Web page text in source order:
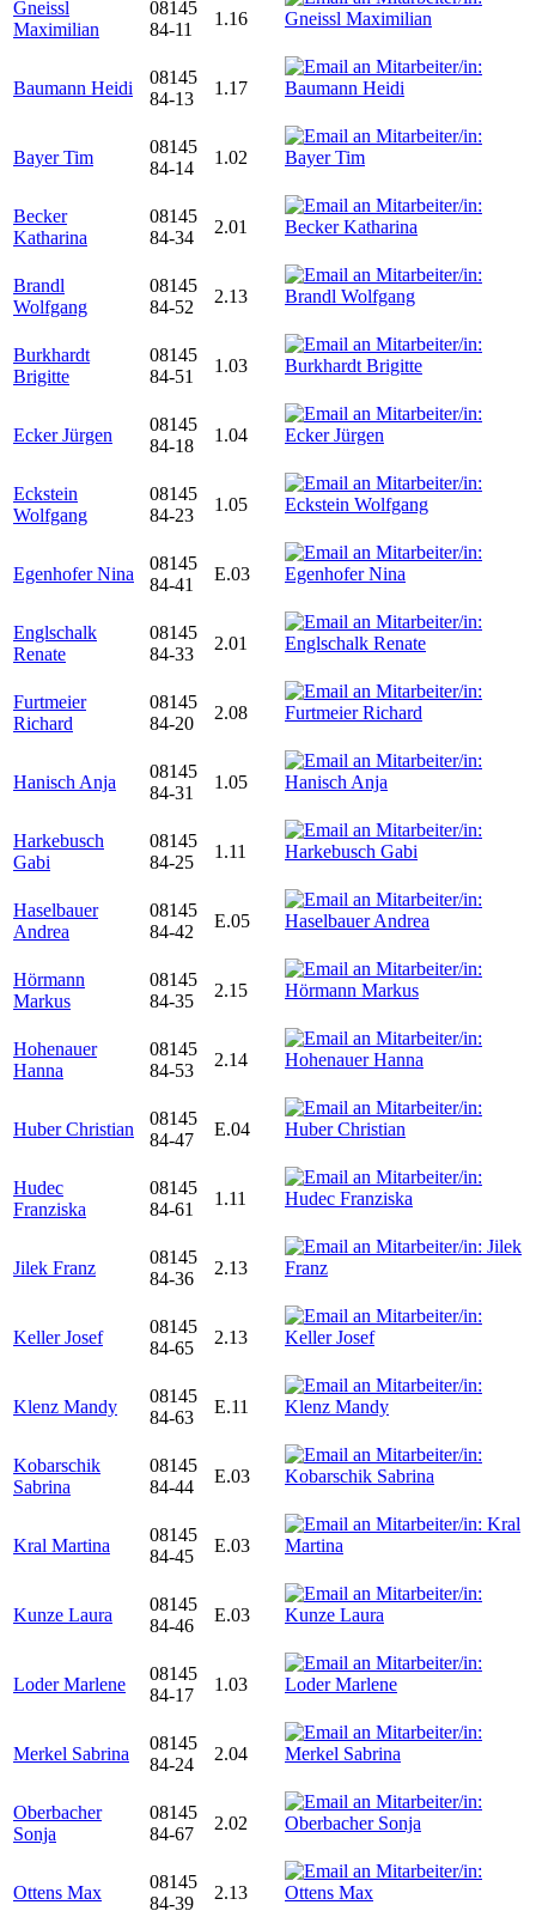
Gneissl
Maximilian
08145
84-11
1.16
Baumann Heidi
08145
84-13
1.17
Bayer Tim
08145
84-14
1.02
Becker
Katharina
08145
84-34
2.01
Brandl
Wolfgang
08145
84-52
2.13
Burkhardt
Brigitte
08145
84-51
1.03
Ecker Jürgen
08145
84-18
1.04
Eckstein
Wolfgang
08145
84-23
1.05
Egenhofer Nina
08145
84-41
E.03
Englschalk
Renate
08145
84-33
2.01
Furtmeier
Richard
08145
84-20
2.08
Hanisch Anja
08145
84-31
1.05
Harkebusch
Gabi
08145
84-25
1.11
Haselbauer
Andrea
08145
84-42
E.05
Hörmann
Markus
08145
84-35
2.15
Hohenauer
Hanna
08145
84-53
2.14
Huber Christian
08145
84-47
E.04
Hudec
Franziska
08145
84-61
1.11
Jilek Franz
08145
84-36
2.13
Keller Josef
08145
84-65
2.13
Klenz Mandy
08145
84-63
E.11
Kobarschik
Sabrina
08145
84-44
E.03
Kral Martina
08145
84-45
E.03
Kunze Laura
08145
84-46
E.03
Loder Marlene
08145
84-17
1.03
Merkel Sabrina
08145
84-24
2.04
Oberbacher
Sonja
08145
84-67
2.02
Ottens Max
08145
84-39
2.13